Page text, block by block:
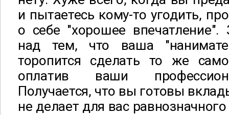
и пытаетесь кому-то угодить,
о себе "хорошее впечатление".
над тем, что ваша
торопится сделать то же
оплатив ваши
Получается, что вы готовы
не делает для вас